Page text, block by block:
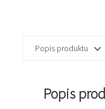
Popis produktu
Popis